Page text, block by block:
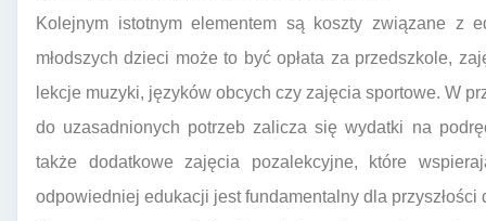
Kolejnym istotnym elementem są koszty związane z
młodszych dzieci może to być opłata za przedszkole,
lekcje muzyki, języków obcych czy zajęcia sportowe. W
do uzasadnionych potrzeb zalicza się wydatki na
także dodatkowe zajęcia pozalekcyjne, które
odpowiedniej edukacji jest fundamentalny dla przyszłości